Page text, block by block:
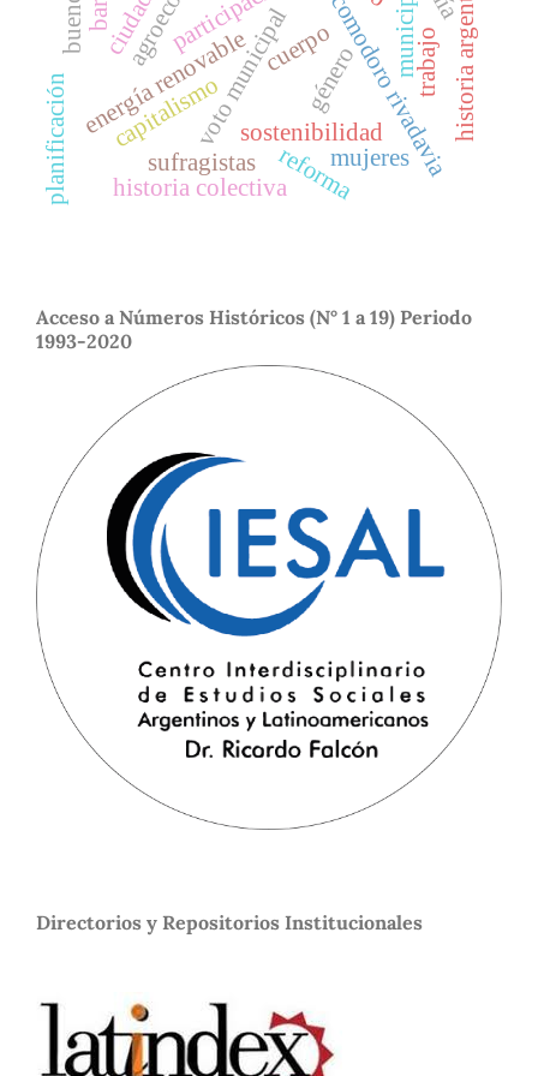
voto municipal
sufragistas comodoro rivadavia
energía renovablesostenibilidad
género
municipio
reforma
historia colectiva
cuerpo
capitalismo
mujeres
historia argentina
trabajo
planificación
Acceso a Números Históricos (N° 1 a 19) Periodo
1993-2020
Directorios y Repositorios Institucionales